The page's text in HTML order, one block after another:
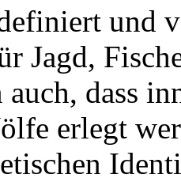
und
Jagd,
dass
erlegt